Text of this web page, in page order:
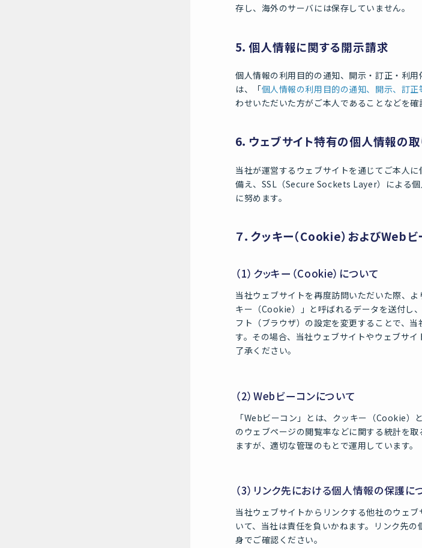
存し、海外のサーバには保存していません。
5．個人情報に関する開示請求
個人情報の利用目的の通知、開示・訂正・利
は、「個人情報の利用目的の通知、開示、訂
わせいただいた方がご本人であることなどを
6．ウェブサイト特有の個人情報の
当社が運営するウェブサイトを通じてご本人
備え、SSL（Secure Sockets Layer）による
に努めます。
７．クッキー（Cookie）およびWeb
（1）クッキー（Cookie）について
当社ウェブサイトを再度訪問いただいた際、
キー（Cookie）」と呼ばれるデータを送付し
フト（ブラウザ）の設定を変更することで、
す。その場合、当社ウェブサイトやウェブサ
了承ください。
（2）Webビーコンについて
「Webビーコン」とは、クッキー（Cookie）
のウェブページの閲覧率などに関する統計を
ますが、適切な管理のもとで運用しています。
（3）リンク先における個人情報の保護に
当社ウェブサイトからリンクする他社のウェ
いて、当社は責任を負いかねます。リンク先
身でご確認ください。